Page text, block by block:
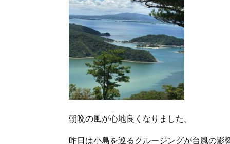
朝晩の風が心地良くなりました。
昨日は小島を巡るクルージングが台風の影